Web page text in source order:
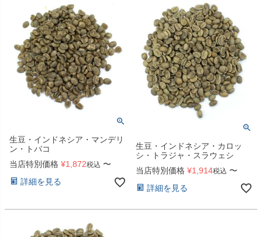
生豆・インドネシア・マンデリ
ン・トバコ
当店特別価格 ¥1,872税込 〜
詳細を見る
生豆・インドネシア・カロッ
シ・トラジャ・スラウェシ
当店特別価格 ¥1,914税込 〜
詳細を見る